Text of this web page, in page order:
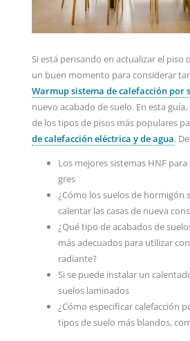
Si está pensando en actualizar el piso
un buen momento para considerar
Warmup sistema de calefacción por
nuevo acabado de suelo. En esta
de los tipos de pisos más populares
de calefacción eléctrica y de agua.
Los mejores sistemas HNF
gres
¿Cómo los suelos de hormigón
calentar las casas de nueva
¿Qué tipo de acabados de
más adecuados para utilizar
radiante?
Si se puede instalar un
suelos laminados
¿Cómo especificar calefacción
tipos de suelo más blandos,